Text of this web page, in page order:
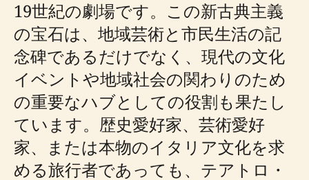
19世紀の劇場です。この新古典主義
の宝石は、地域芸術と市民生活の記
念碑であるだけでなく、現代の文化
イベントや地域社会の関わりのため
の重要なハブとしての役割も果たし
ています。歴史愛好家、芸術愛好
家、または本物のイタリア文化を求
める旅行者であっても、テアトロ・